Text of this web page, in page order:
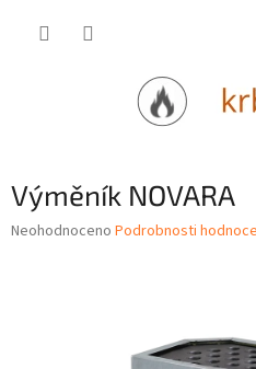
Výměník NOVARA
Průměrné
Neohodnoceno Podrobnosti